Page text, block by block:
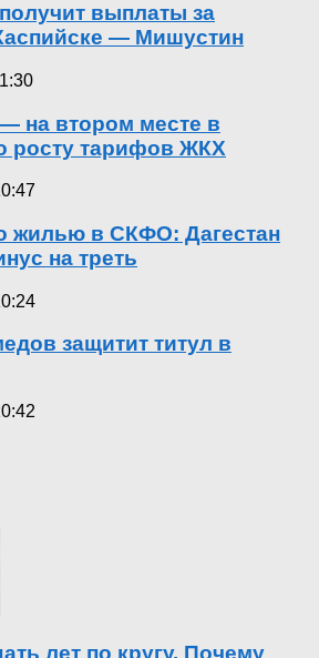
выплаты за
— Мишустин
на втором месте в
росту тарифов ЖКХ
жилью в СКФО: Дагестан
на треть
защитит титул в
лет по кругу. Почему